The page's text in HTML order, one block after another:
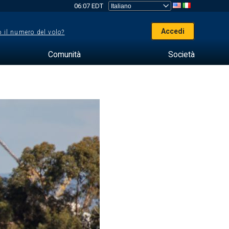
06:07 EDT
il numero del volo? Accedi
Comunità Società